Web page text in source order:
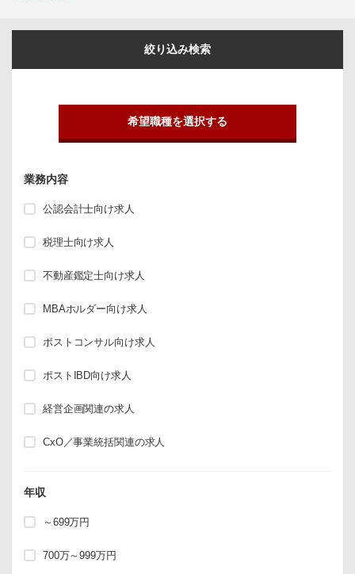
絞り込み検索
希望職種を選択する
業務内容
公認会計士向け求人
税理士向け求人
不動産鑑定士向け求人
MBAホルダー向け求人
ポストコンサル向け求人
ポストIBD向け求人
経営企画関連の求人
CxO／事業統括関連の求人
年収
～699万円
700万～999万円